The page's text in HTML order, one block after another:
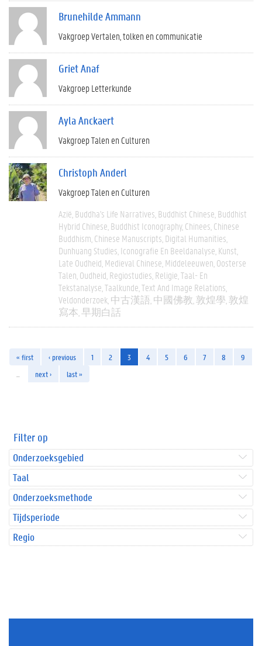
Brunehilde Ammann
Vakgroep Vertalen, tolken en communicatie
Griet Anaf
Vakgroep Letterkunde
Ayla Anckaert
Vakgroep Talen en Culturen
Christoph Anderl
Vakgroep Talen en Culturen
Azië Buddha's Life Narratives Buddhist Chinese Buddhist
Hybrid Chinese Buddhist Iconography Chinees Chinese
Buddhism Chinese Manuscripts Digital Humanities
Dunhuang Studies Iconografie En Beeldanalyse Kunst
Late Oudheid Medieval Chinese Middeleeuwen Oosterse
Talen Oudheid Regiostudies Religie Taal- En
Tekstanalyse Taalkunde Text And Image Relations
Veldonderzoek 中古漢語 中國佛教 敦煌學 敦煌
寫本 早期白話
« first ‹ previous 1 2 3 4 5 6 7 8
9
next › last »
Filter op
Onderzoeksgebied
Taal
Onderzoeksmethode
Tijdsperiode
Regio